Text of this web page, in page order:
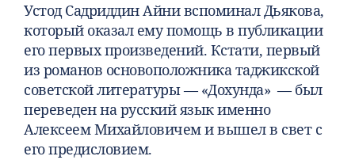
Устод Садриддин Айни вспоминал Дьякова,
который оказал ему помощь в публикации
его первых произведений. Кстати, первый
из романов основоположника таджикской
советской литературы — «Дохунда» — был
переведен на русский язык именно
Алексеем Михайловичем и вышел в свет с
его предисловием.